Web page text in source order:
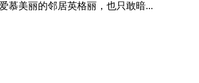
美丽的邻居英格丽，也只敢暗...